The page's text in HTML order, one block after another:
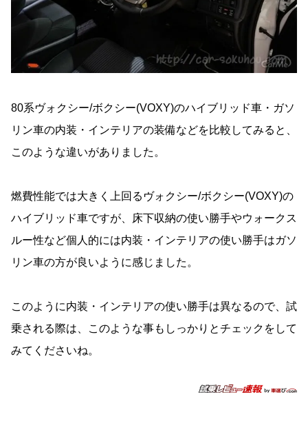
80系ヴォクシー/ボクシー(VOXY)のハイブリッド車・ガソ
リン車の内装・インテリアの装備などを比較してみると、
このような違いがありました。
燃費性能では大きく上回るヴォクシー/ボクシー(VOXY)の
ハイブリッド車ですが、床下収納の使い勝手やウォークス
ルー性など個人的には内装・インテリアの使い勝手はガソ
リン車の方が良いように感じました。
このように内装・インテリアの使い勝手は異なるので、試
乗される際は、このような事もしっかりとチェックをして
みてくださいね。